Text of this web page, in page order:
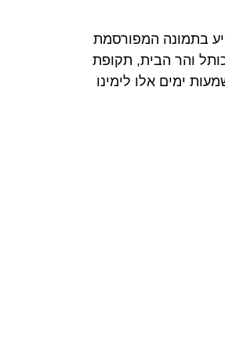
בתמונה המפורסמת
והר הבית, תקופת
ימים אלו לימינו